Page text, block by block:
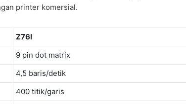
printer komersial.
Z76I
9 pin dot matrix
4,5 baris/detik
400 titik/garis